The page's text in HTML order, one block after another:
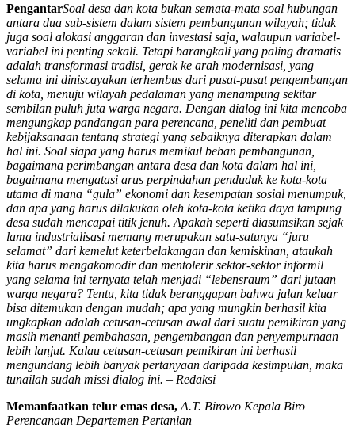
PengantarSoal desa dan kota bukan semata-mata soal hubungan
antara dua sub-sistem dalam sistem pembangunan wilayah; tidak
juga soal alokasi anggaran dan investasi saja, walaupun variabel-
variabel ini penting sekali. Tetapi barangkali yang paling dramatis
adalah transformasi tradisi, gerak ke arah modernisasi, yang
selama ini diniscayakan terhembus dari pusat-pusat pengembangan
di kota, menuju wilayah pedalaman yang menampung sekitar
sembilan puluh juta warga negara. Dengan dialog ini kita mencoba
mengungkap pandangan para perencana, peneliti dan pembuat
kebijaksanaan tentang strategi yang sebaiknya diterapkan dalam
hal ini. Soal siapa yang harus memikul beban pembangunan,
bagaimana perimbangan antara desa dan kota dalam hal ini,
bagaimana mengatasi arus perpindahan penduduk ke kota-kota
utama di mana “gula” ekonomi dan kesempatan sosial menumpuk,
dan apa yang harus dilakukan oleh kota-kota ketika daya tampung
desa sudah mencapai titik jenuh. Apakah seperti diasumsikan sejak
lama industrialisasi memang merupakan satu-satunya “juru
selamat” dari kemelut keterbelakangan dan kemiskinan, ataukah
kita harus mengakomodir dan mentolerir sektor-sektor informil
yang selama ini ternyata telah menjadi “lebensraum” dari jutaan
warga negara? Tentu, kita tidak beranggapan bahwa jalan keluar
bisa ditemukan dengan mudah; apa yang mungkin berhasil kita
ungkapkan adalah cetusan-cetusan awal dari suatu pemikiran yang
masih menanti pembahasan, pengembangan dan penyempurnaan
lebih lanjut. Kalau cetusan-cetusan pemikiran ini berhasil
mengundang lebih banyak pertanyaan daripada kesimpulan, maka
tunailah sudah missi dialog ini. – Redaksi
Memanfaatkan telur emas desa, A.T. Birowo Kepala Biro
Perencanaan Departemen Pertanian